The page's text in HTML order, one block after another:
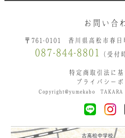
お問い合
〒761-0101 香川県高松市春
087-844-8801 （受付
特定商取引法に基
プライバシーポ
Copyright@yumekabo